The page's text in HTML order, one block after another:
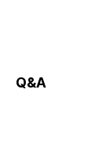
Q&A